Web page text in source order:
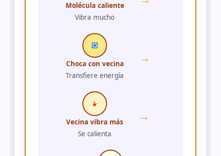
Molécula caliente
Vibra mucho
Choca con vecina
Transfiere energía
→
Vecina vibra más
Se calienta
→